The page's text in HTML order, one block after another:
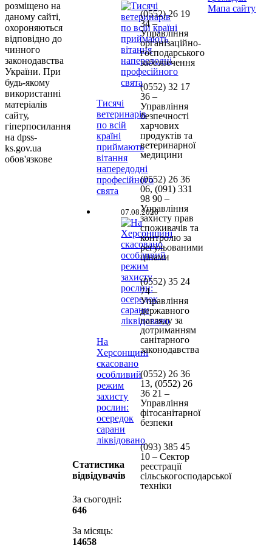
розміщено на
даному сайті,
охороняються
відповідно до
чинного
законодавства
України. При
будь-якому
використанні
матеріалів
сайту,
гіперпосилання
на dpss-
ks.gov.ua
обов'язкове
Тисячі
ветеринарів
по всій
країні
приймають
вітання
напередодні
професійного
свята
07.08.2026
На
Херсонщині
скасовано
особливий
режим
захисту
рослин:
осередок
сарани
ліквідовано
Статистика
відвідувачів
За сьогодні:
646
За місяць:
14658
(0552)26 19
34 –
Управління
організаційно-
господарського
забезпечення
(0552) 32 17
36 –
Управління
безпечності
харчових
продуктів та
ветеринарної
медицини
(0552) 26 36
06, (091) 331
98 90 –
Управління
захисту прав
споживачів та
контролю за
регульованими
цінами
(0552) 35 24
74 –
Управління
державного
нагляду за
дотриманням
санітарного
законодавства
(0552) 26 36
13, (0552) 26
36 21 –
Управління
фітосанітарної
безпеки
(093) 385 45
10 – Сектор
реєстрації
сільськогосподарської
техніки
Мапа сайту